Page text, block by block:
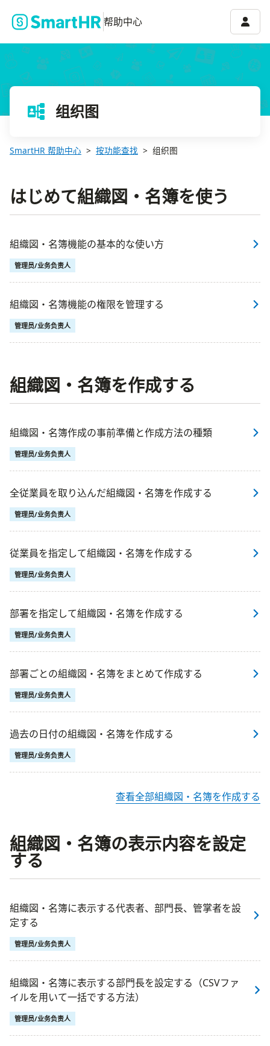
帮助中心 账号
组织图
SmartHR 帮助中心 按功能查找 组织图
はじめて組織図・名簿を使う
組織図・名簿機能の基本的な使い方
管理员/业务负责人
組織図・名簿機能の権限を管理する
管理员/业务负责人
組織図・名簿を作成する
組織図・名簿作成の事前準備と作成方法の種類
管理员/业务负责人
全従業員を取り込んだ組織図・名簿を作成する
管理员/业务负责人
従業員を指定して組織図・名簿を作成する
管理员/业务负责人
部署を指定して組織図・名簿を作成する
管理员/业务负责人
部署ごとの組織図・名簿をまとめて作成する
管理员/业务负责人
過去の日付の組織図・名簿を作成する
管理员/业务负责人
查看全部組織図・名簿を作成する
組織図・名簿の表示内容を設定
する
組織図・名簿に表示する代表者、部門長、管掌者を設
定する
管理员/业务负责人
組織図・名簿に表示する部門長を設定する（CSVファ
イルを用いて一括でする方法）
管理员/业务负责人